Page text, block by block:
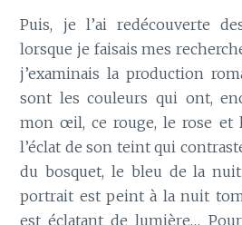
Puis, je l’ai redécouverte
lorsque je faisais mes
j’examinais la production
sont les couleurs qui ont,
mon œil, ce rouge, le rose et
l’éclat de son teint qui
du bosquet, le bleu de la
portrait est peint à la nuit
est éclatant de lumière…